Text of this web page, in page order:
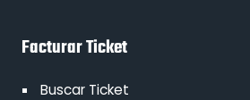
Facturar Ticket
Buscar Ticket